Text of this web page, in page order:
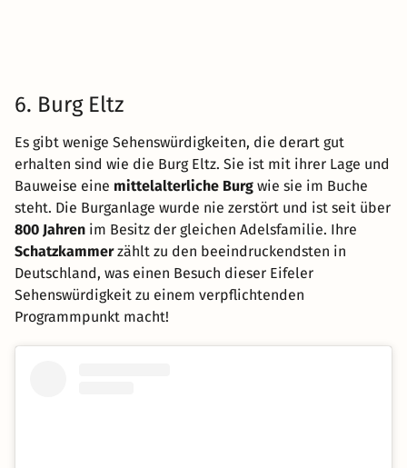
6. Burg Eltz
Es gibt wenige Sehenswürdigkeiten, die derart gut
erhalten sind wie die Burg Eltz. Sie ist mit ihrer Lage und
Bauweise eine mittelalterliche Burg wie sie im Buche
steht. Die Burganlage wurde nie zerstört und ist seit über
800 Jahren im Besitz der gleichen Adelsfamilie. Ihre
Schatzkammerzählt zu den beeindruckendsten in
Deutschland, was einen Besuch dieser Eifeler
Sehenswürdigkeit zu einem verpflichtenden
Programmpunkt macht!